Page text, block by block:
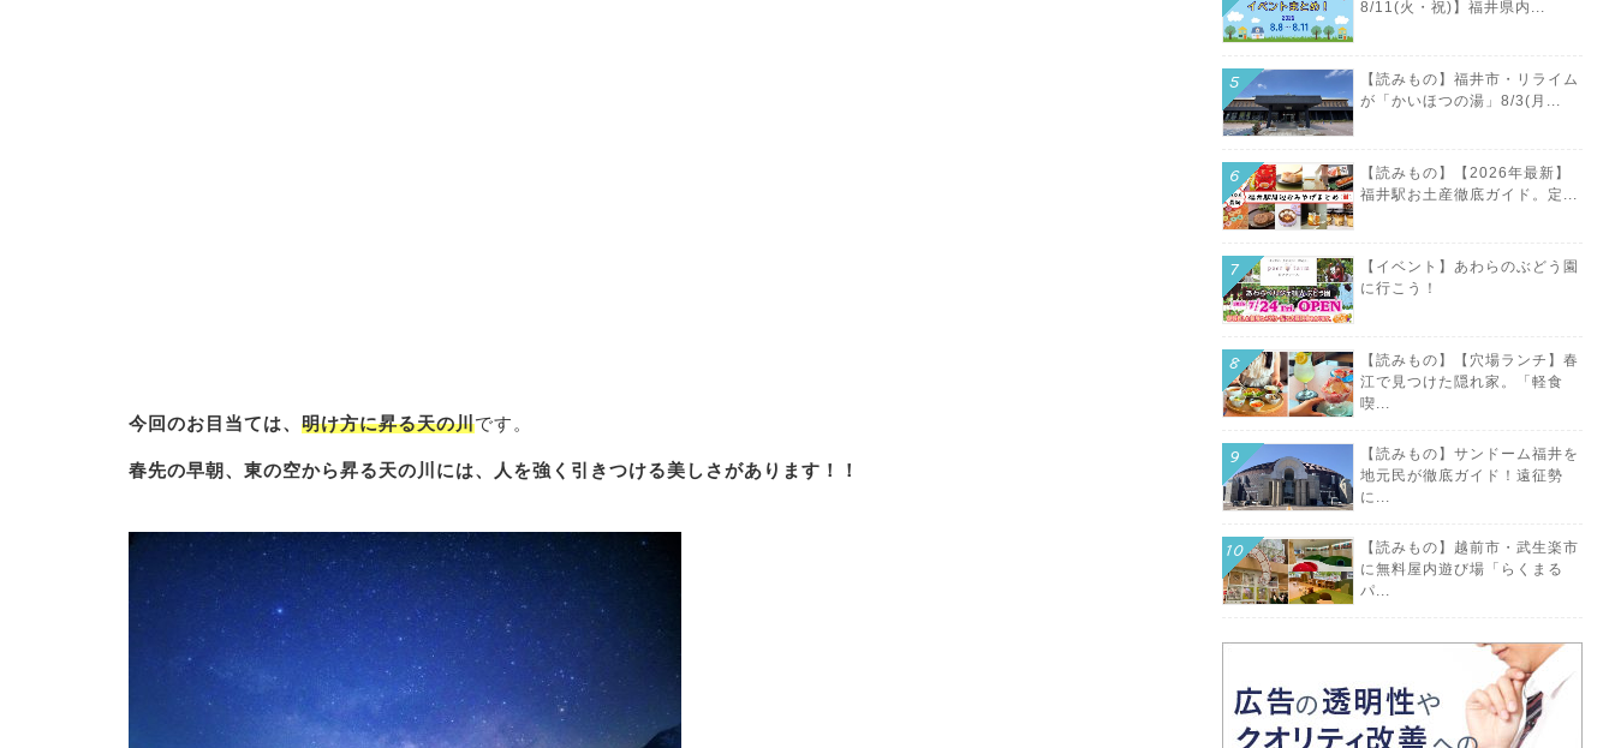
今回のお目当ては、 明け方に昇る天の川です。
春先の早朝、東の空から昇る天の川には、人を強く引きつける美しさがあります！！
8/11(火・祝)】福井県内...
【読みもの】福井市・リライム
が「かいほつの湯」8/3(月...
【読みもの】【2026年最新】
福井駅お土産徹底ガイド。定...
【イベント】あわらのぶどう園
に行こう！
【読みもの】【穴場ランチ】春
江で見つけた隠れ家。「軽食
喫...
【読みもの】サンドーム福井を
地元民が徹底ガイド！遠征勢
に...
【読みもの】越前市・武生楽市
に無料屋内遊び場「らくまる
パ...